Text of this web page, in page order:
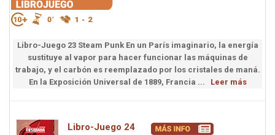
Libro-Juego 23 Steam Punk En un París imaginario, la energía
sustituye al vapor para hacer funcionar las máquinas de
trabajo, y el carbón es reemplazado por los cristales de maná.
En la Exposición Universal de 1889, Francia ... Leer más
Libro-Juego 24